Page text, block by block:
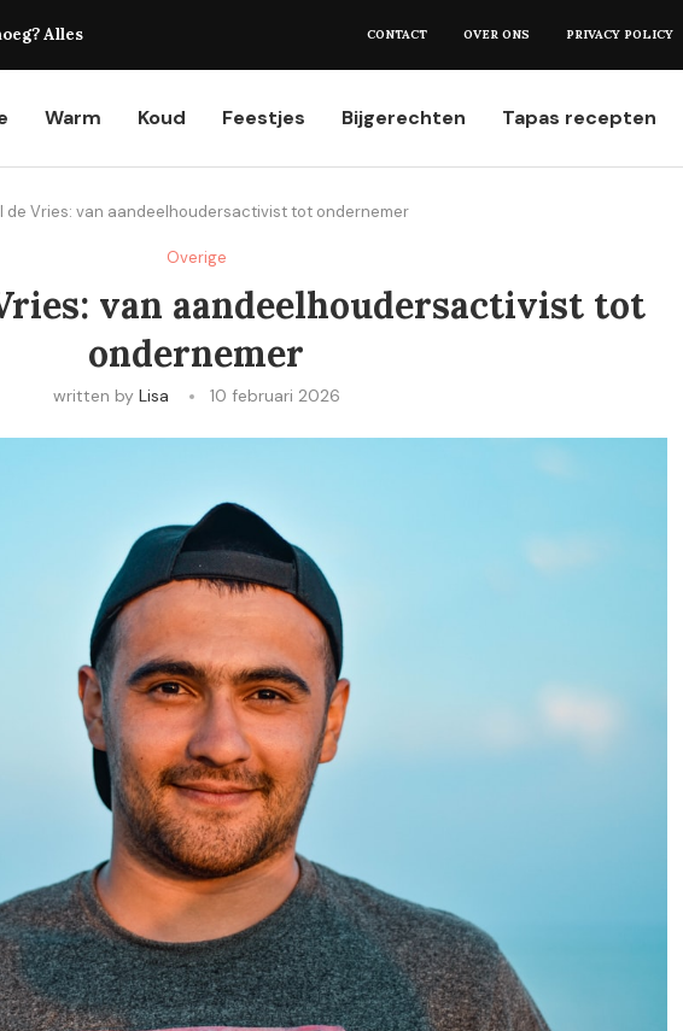
Alles wat je moet weten... CONTACT OVER ONS PRIVACY POLICY
Warm Koud Feestjes Bijgerechten Tapas recepten
de Vries: van aandeelhoudersactivist tot ondernemer
Overige
van aandeelhoudersactivist tot
ondernemer
written by Lisa 10 februari 2026